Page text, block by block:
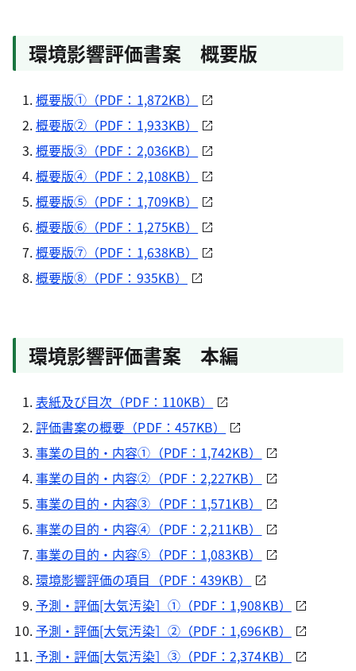
環境影響評価書案 概要版
概要版①（PDF：1,872KB）
概要版②（PDF：1,933KB）
概要版③（PDF：2,036KB）
概要版④（PDF：2,108KB）
概要版⑤（PDF：1,709KB）
概要版⑥（PDF：1,275KB）
概要版⑦（PDF：1,638KB）
概要版⑧（PDF：935KB）
環境影響評価書案 本編
表紙及び目次（PDF：110KB）
評価書案の概要（PDF：457KB）
事業の目的・内容①（PDF：1,742KB）
事業の目的・内容②（PDF：2,227KB）
事業の目的・内容③（PDF：1,571KB）
事業の目的・内容④（PDF：2,211KB）
事業の目的・内容⑤（PDF：1,083KB）
環境影響評価の項目（PDF：439KB）
予測・評価[大気汚染］①（PDF：1,908KB）
予測・評価[大気汚染］②（PDF：1,696KB）
予測・評価[大気汚染］③（PDF：2,374KB）